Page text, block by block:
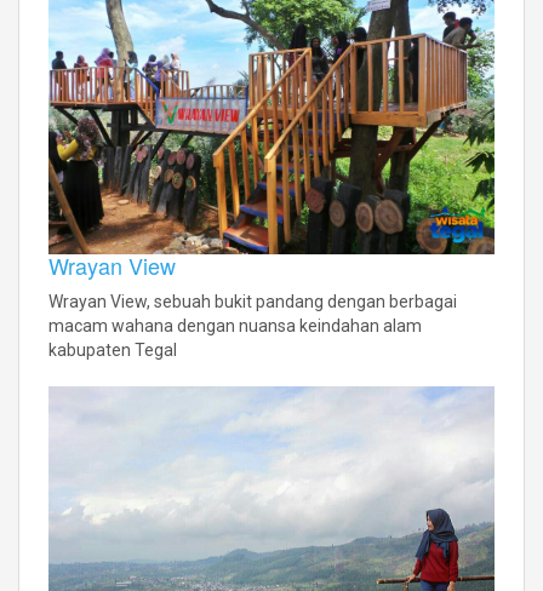
Wrayan View
Wrayan View, sebuah bukit pandang dengan berbagai
macam wahana dengan nuansa keindahan alam
kabupaten Tegal